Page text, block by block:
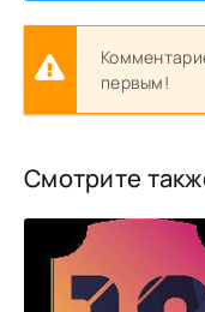
первым!
Смотрите